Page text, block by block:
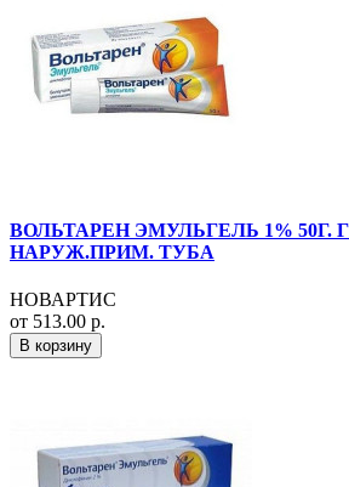
ВОЛЬТАРЕН ЭМУЛЬГЕЛЬ 1% 50Г.
НАРУЖ.ПРИМ. ТУБА
НОВАРТИС
от 513.00 р.
В корзину